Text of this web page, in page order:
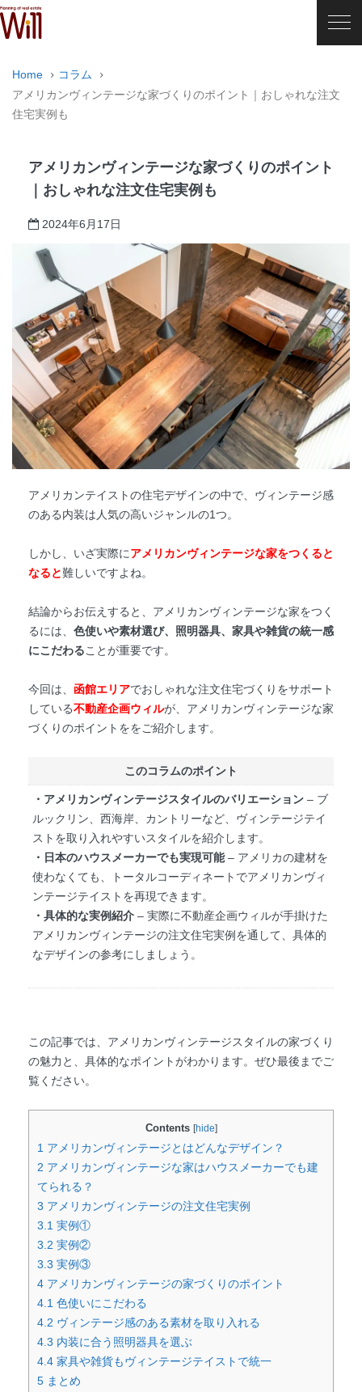
Home
コラム
アメリカンヴィンテージな家づくりのポイント｜おしゃれな注文
住宅実例も
アメリカンヴィンテージな家づくりのポイント
｜おしゃれな注文住宅実例も
2024年6月17日
アメリカンテイストの住宅デザインの中で、ヴィンテージ感
のある内装は人気の高いジャンルの1つ。
しかし、いざ実際にアメリカンヴィンテージな家をつくると
なると難しいですよね。
結論からお伝えすると、アメリカンヴィンテージな家をつく
るには、 色使いや素材選び、照明器具、家具や雑貨の統一感
にこだわることが重要です。
今回は、 函館エリアでおしゃれな注文住宅づくりをサポート
している不動産企画ウィルが、アメリカンヴィンテージな家
づくりのポイントををご紹介します。
このコラムのポイント
・アメリカンヴィンテージスタイルのバリエーション – ブ
ルックリン、西海岸、カントリーなど、ヴィンテージテイ
ストを取り入れやすいスタイルを紹介します。
・日本のハウスメーカーでも実現可能– アメリカの建材を
使わなくても、トータルコーディネートでアメリカンヴィ
ンテージテイストを再現できます。
・具体的な実例紹介 – 実際に不動産企画ウィルが手掛けた
アメリカンヴィンテージの注文住宅実例を通して、具体的
なデザインの参考にしましょう。
この記事では、アメリカンヴィンテージスタイルの家づくり
の魅力と、具体的なポイントがわかります。ぜひ最後までご
覧ください。
Contents [hide]
1 アメリカンヴィンテージとはどんなデザイン？
2 アメリカンヴィンテージな家はハウスメーカーでも建
てられる？
3 アメリカンヴィンテージの注文住宅実例
3.1 実例①
3.2 実例②
3.3 実例③
4 アメリカンヴィンテージの家づくりのポイント
4.1 色使いにこだわる
4.2 ヴィンテージ感のある素材を取り入れる
4.3 内装に合う照明器具を選ぶ
4.4 家具や雑貨もヴィンテージテイストで統一
5 まとめ